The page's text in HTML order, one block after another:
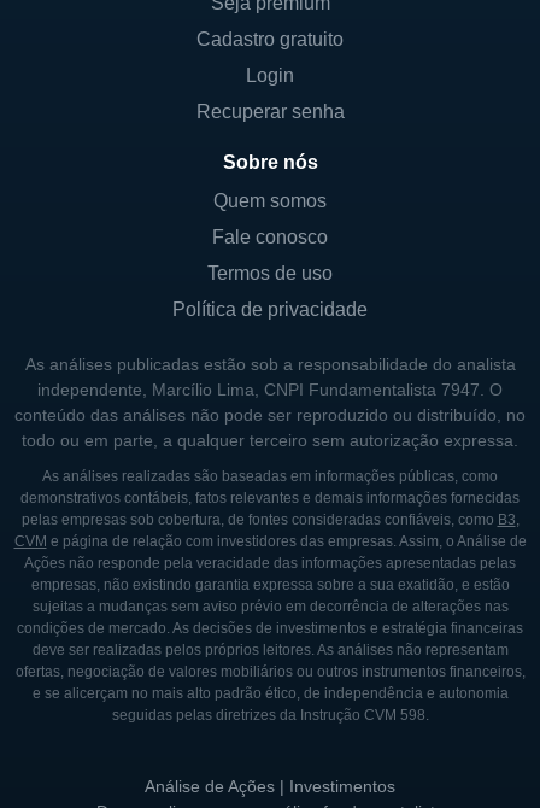
Cadastro gratuito
Login
Recuperar senha
Sobre nós
Quem somos
Fale conosco
Termos de uso
Política de privacidade
As análises publicadas estão sob a responsabilidade do analista
independente, Marcílio Lima, CNPI Fundamentalista 7947. O
conteúdo das análises não pode ser reproduzido ou distribuído, no
todo ou em parte, a qualquer terceiro sem autorização expressa.
As análises realizadas são baseadas em informações públicas, como
demonstrativos contábeis, fatos relevantes e demais informações fornecidas
pelas empresas sob cobertura, de fontes consideradas confiáveis, como B3,
CVM e página de relação com investidores das empresas. Assim, o Análise de
Ações não responde pela veracidade das informações apresentadas pelas
empresas, não existindo garantia expressa sobre a sua exatidão, e estão
sujeitas a mudanças sem aviso prévio em decorrência de alterações nas
condições de mercado. As decisões de investimentos e estratégia financeiras
deve ser realizadas pelos próprios leitores. As análises não representam
ofertas, negociação de valores mobiliários ou outros instrumentos financeiros,
e se alicerçam no mais alto padrão ético, de independência e autonomia
seguidas pelas diretrizes da Instrução CVM 598.
Análise de Ações | Investimentos